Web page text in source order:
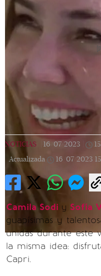
NOTICIAS 16/07/2023
Actualizada
16/07/2023
Camila Sodi y Sofía
guapísimas y
unidas durante este
la misma idea:
Capri.